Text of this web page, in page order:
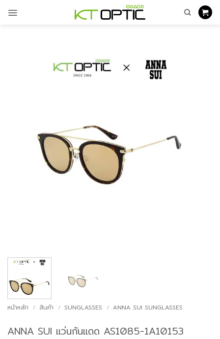
หน้าหลัก / สินค้า / SUNGLASSES / ANNA SUI SUNGLASSES
ANNA SUI แว่นกันแดด AS1085-1A10153